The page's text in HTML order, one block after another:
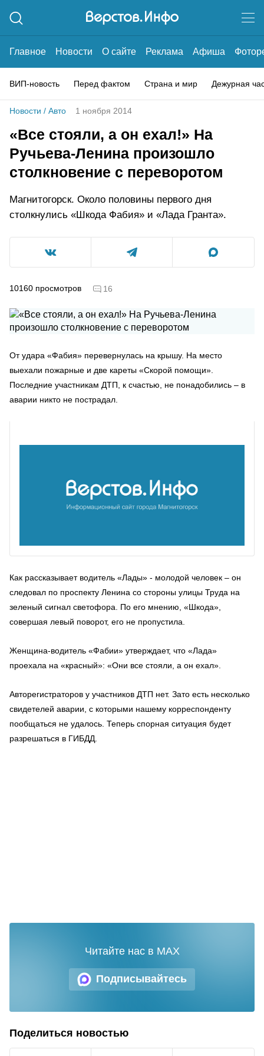
Главное Новости О сайте Реклама Афиша
ВИП-новость Перед фактом Страна и мир Дежурная
Новости / Авто 1 ноября 2014
«Все стояли, а он ехал!» На
Ручьева-Ленина произошло
столкновение с переворотом
Магнитогорск. Около половины первого дня
столкнулись «Шкода Фабия» и «Лада Гранта».
10160 просмотров 16
От удара «Фабия» перевернулась на крышу. На место
выехали пожарные и две кареты «Скорой помощи».
Последние участникам ДТП, к счастью, не понадобились – в
аварии никто не пострадал.
Как рассказывает водитель «Лады» - молодой человек – он
следовал по проспекту Ленина со стороны улицы Труда на
зеленый сигнал светофора. По его мнению, «Шкода»,
совершая левый поворот, его не пропустила.
Женщина-водитель «Фабии» утверждает, что «Лада»
проехала на «красный»: «Они все стояли, а он ехал».
Авторегистраторов у участников ДТП нет. Зато есть несколько
свидетелей аварии, с которыми нашему корреспонденту
пообщаться не удалось. Теперь спорная ситуация будет
разрешаться в ГИБДД.
Подписывайтесь
Читайте нас в MAX
Поделиться новостью